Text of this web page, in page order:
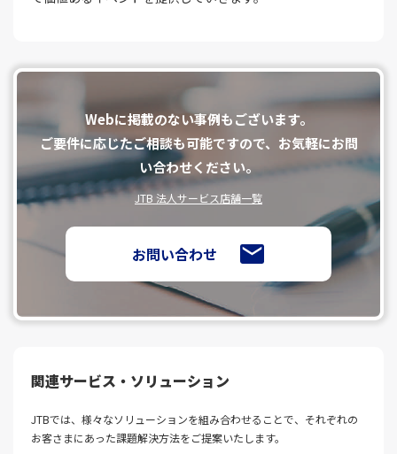
Webに掲載のない事例もございます。
ご要件に応じたご相談も可能ですので、お気軽にお問
い合わせください。
JTB 法人サービス店舗一覧
お問い合わせ
関連サービス・ソリューション
JTBでは、様々なソリューションを組み合わせることで、それぞれの
お客さまにあった課題解決⽅法をご提案いたします。